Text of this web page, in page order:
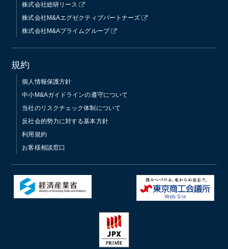
株式会社総研リース
株式会社M&Aエグゼクティブパートナーズ
株式会社M&Aプライムグループ
規約
個人情報保護方針
中小M&Aガイドラインの遵守について
当社のリスクチェック体制について
反社会的勢力に対する基本方針
利用規約
お客様相談窓口